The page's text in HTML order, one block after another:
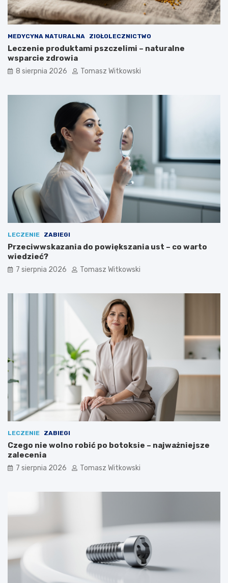
m
o
ż
n
a
j
s
o
MEDYCYNA NATURALNA ZIOŁOLECZNICTWO
Leczenie produktami pszczelimi – naturalne
wsparcie zdrowia
8 sierpnia 2026 Tomasz Witkowski
LECZENIE ZABIEGI
Przeciwwskazania do powiększania ust – co warto
wiedzieć?
7 sierpnia 2026 Tomasz Witkowski
LECZENIE ZABIEGI
Czego nie wolno robić po botoksie – najważniejsze
zalecenia
7 sierpnia 2026 Tomasz Witkowski